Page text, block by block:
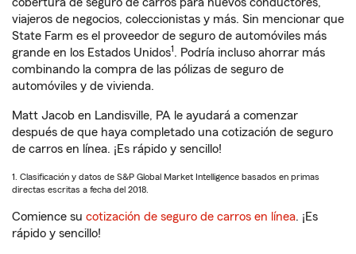
viajeros de negocios, coleccionistas y más. Sin mencionar que
State Farm es el proveedor de seguro de automóviles más
grande en los Estados Unidos1. Podría incluso ahorrar más
combinando la compra de las pólizas de seguro de
automóviles y de vivienda.
Matt Jacob en Landisville, PA le ayudará a comenzar
después de que haya completado una cotización de seguro
de carros en línea. ¡Es rápido y sencillo!
1. Clasificación y datos de S&P Global Market Intelligence basados en primas
directas escritas a fecha del 2018.
Comience su cotización de seguro de carros en línea. ¡Es
rápido y sencillo!